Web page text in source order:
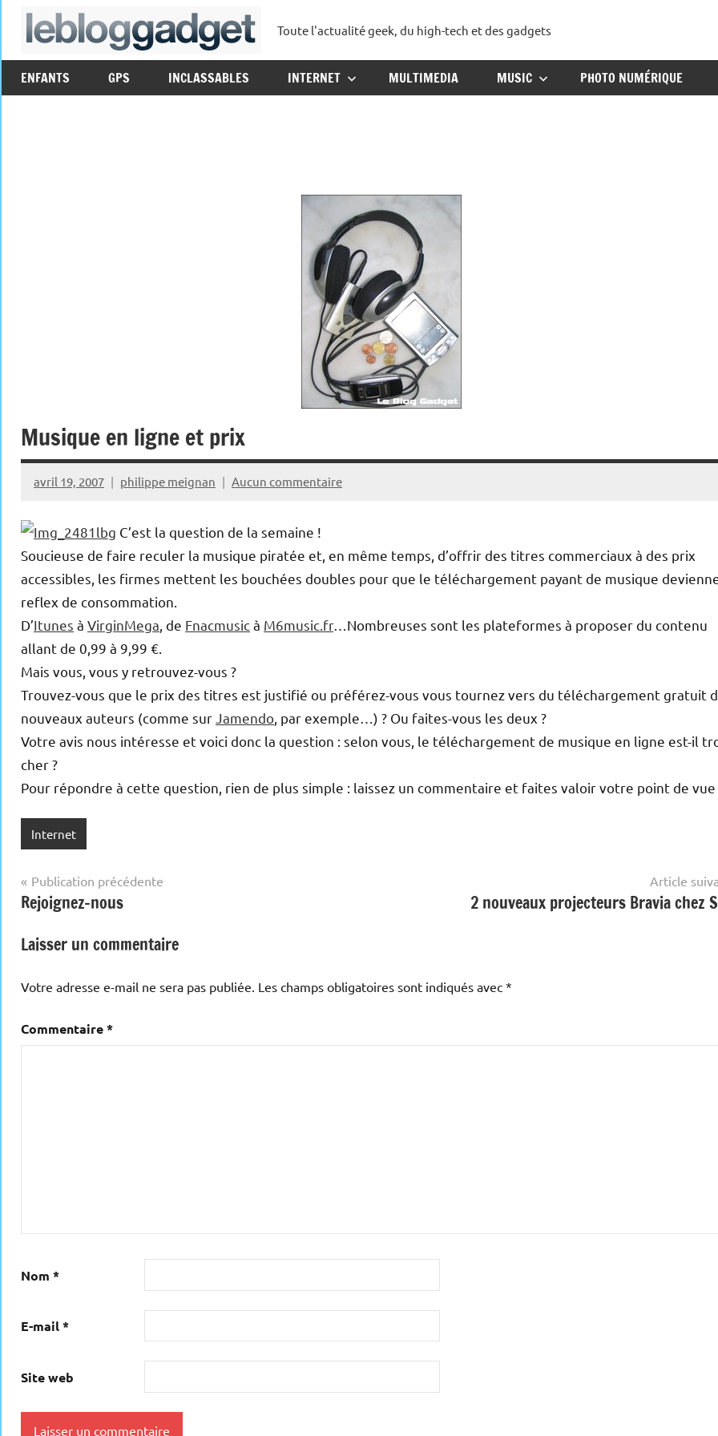
Aller
lebloggadget
Toute l'actualité geek, du high-tech et des gadgets
ENFANTS GPS INCLASSABLES INTERNET MULTIMEDIA MUSIC PHOTO NUMÉRIQUE
Musique en ligne et prix
avril 19, 2007 philippe meignan Aucun commentaire
C’est la question de la semaine !
Soucieuse de faire reculer la musique piratée et, en même temps, d’offrir des titres commerciaux à des prix
accessibles, les firmes mettent les bouchées doubles pour que le téléchargement payant de musique
reflex de consommation.
D’Itunes à VirginMega , de Fnacmusicà M6music.fr…Nombreuses sont les plateformes à proposer du contenu
allant de 0,99 à 9,99 €.
Mais vous, vous y retrouvez-vous ?
Trouvez-vous que le prix des titres est justifié ou préférez-vous vous tournez vers du téléchargement gratuit
nouveaux auteurs (comme sur Jamendo , par exemple…) ? Ou faites-vous les deux ?
Votre avis nous intéresse et voici donc la question : selon vous, le téléchargement de musique en ligne est-il
cher ?
Pour répondre à cette question, rien de plus simple : laissez un commentaire et faites valoir votre point de vue
Internet
Navigation
de
l’article
Publication précédente
Rejoignez-nous
Article
2 nouveaux projecteurs Bravia chez
Laisser un commentaire
Votre adresse e-mail ne sera pas publiée. Les champs obligatoires sont indiqués avec *
Commentaire*
Nom *
E-mail*
Site web